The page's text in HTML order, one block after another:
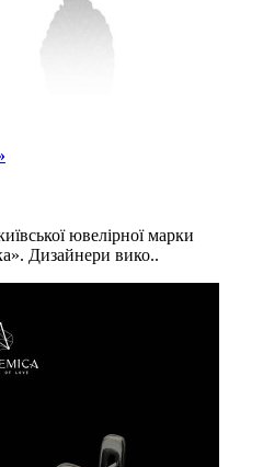
ювелірної марки
Дизайнери вико..